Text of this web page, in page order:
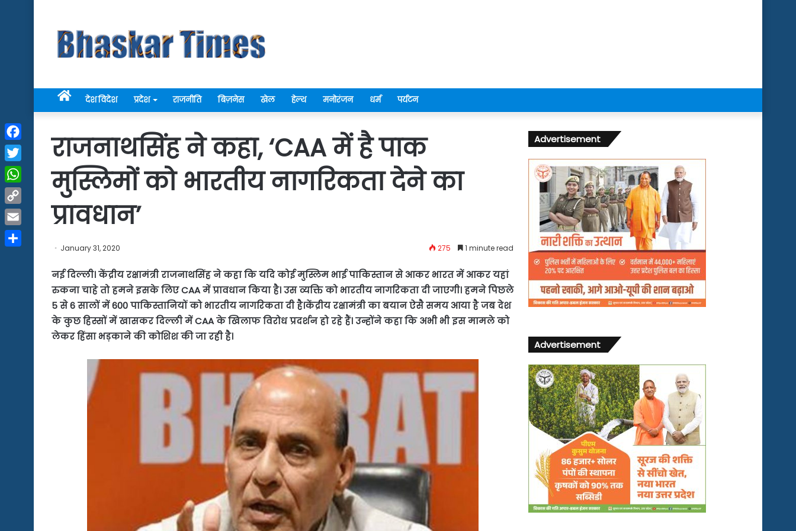
Homeदेश विदेश प्रदेश राजनीति बिज़नेस खेल हेल्थ मनोरंजन धर्म पर्यटन
राजनाथसिंह ने कहा, ‘CAA में है पाक
मुस्लिमों को भारतीय नागरिकता देने का
प्रावधान’
January 31, 2020 275 1 minute read
नई दिल्ली। केंद्रीय रक्षामंत्री राजनाथसिंह ने कहा कि यदि कोई मुस्लिम भाई पाकिस्तान से आकर भारत में आकर यहां
रुकना चाहे तो हमने इसके लिए CAA में प्रावधान किया है। उस व्यक्ति को भारतीय नागरिकता दी जाएगी। हमने पिछले
5 से 6 सालों में 600 पाकिस्तानियों को भारतीय नागरिकता दी है।केंद्रीय रक्षामंत्री का बयान ऐसै समय आया है जब देश
के कुछ हिस्सों में खासकर दिल्ली में CAA के खिलाफ विरोध प्रदर्शन हो रहे हैं। उन्होंने कहा कि अभी भी इस मामले को
लेकर हिंसा भड़काने की कोशिश की जा रही है।
Advertisement
Advertisement
Facebook
Twitter
WhatsApp
Copy
Link
Email